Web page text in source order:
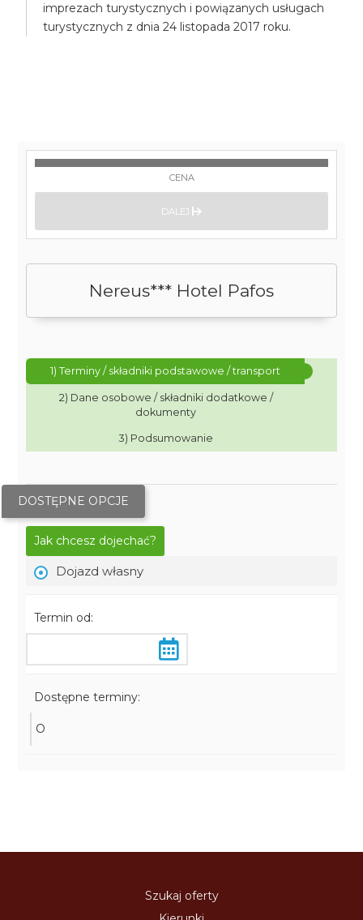
imprezach turystycznych i powiązanych usługach
turystycznych z dnia 24 listopada 2017 roku.
Nereus*** Hotel Pafos
1) Terminy / składniki podstawowe / transport
2) Dane osobowe / składniki dodatkowe /
dokumenty
3) Podsumowanie
DOSTĘPNE OPCJE
Jak chcesz dojechać?
Dojazd własny
Termin od:
Dostępne terminy:
O
CENA
DALEJ
Szukaj oferty